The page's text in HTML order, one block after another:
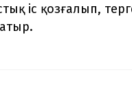
іс қозғалып,